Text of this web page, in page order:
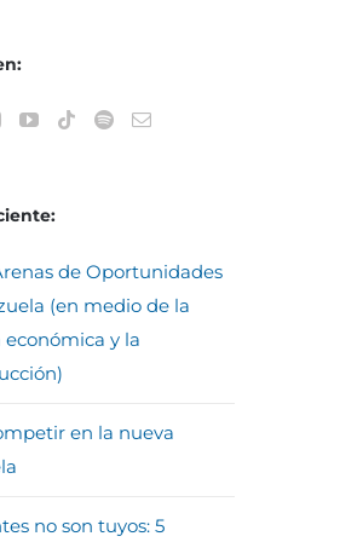
de Oportunidades
(en medio de la
y la
en la nueva
no son tuyos: 5